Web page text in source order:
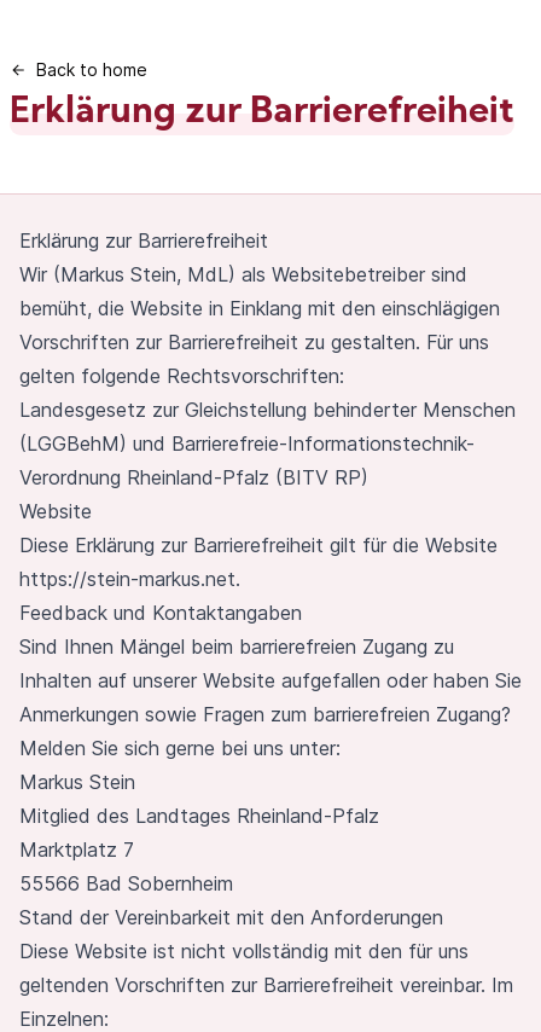
Back to home
Erklärung zur Barrierefreiheit
Erklärung zur Barrierefreiheit
Wir (Markus Stein, MdL) als Websitebetreiber sind
bemüht, die Website in Einklang mit den einschlägigen
Vorschriften zur Barrierefreiheit zu gestalten. Für uns
gelten folgende Rechtsvorschriften:
Landesgesetz zur Gleichstellung behinderter Menschen
(LGGBehM) und Barrierefreie-Informationstechnik-
Verordnung Rheinland-Pfalz (BITV RP)
Website
Diese Erklärung zur Barrierefreiheit gilt für die Website
https://stein-markus.net.
Feedback und Kontaktangaben
Sind Ihnen Mängel beim barrierefreien Zugang zu
Inhalten auf unserer Website aufgefallen oder haben Sie
Anmerkungen sowie Fragen zum barrierefreien Zugang?
Melden Sie sich gerne bei uns unter:
Markus Stein
Mitglied des Landtages Rheinland-Pfalz
Marktplatz 7
55566 Bad Sobernheim
Stand der Vereinbarkeit mit den Anforderungen
Diese Website ist nicht vollständig mit den für uns
geltenden Vorschriften zur Barrierefreiheit vereinbar. Im
Einzelnen: